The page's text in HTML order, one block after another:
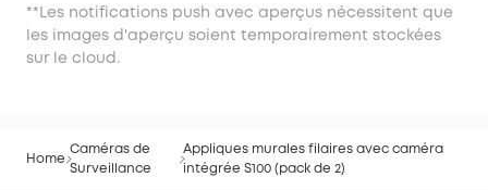
**Les notifications push avec aperçus nécessitent que
les images d'aperçu soient temporairement stockées
sur le cloud.
Home
Caméras de
Surveillance
Appliques murales filaires avec caméra
intégrée S100 (pack de 2)